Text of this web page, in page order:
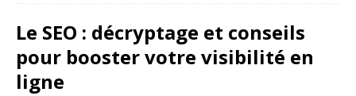
Le SEO : décryptage et conseils
pour booster votre visibilité en
ligne